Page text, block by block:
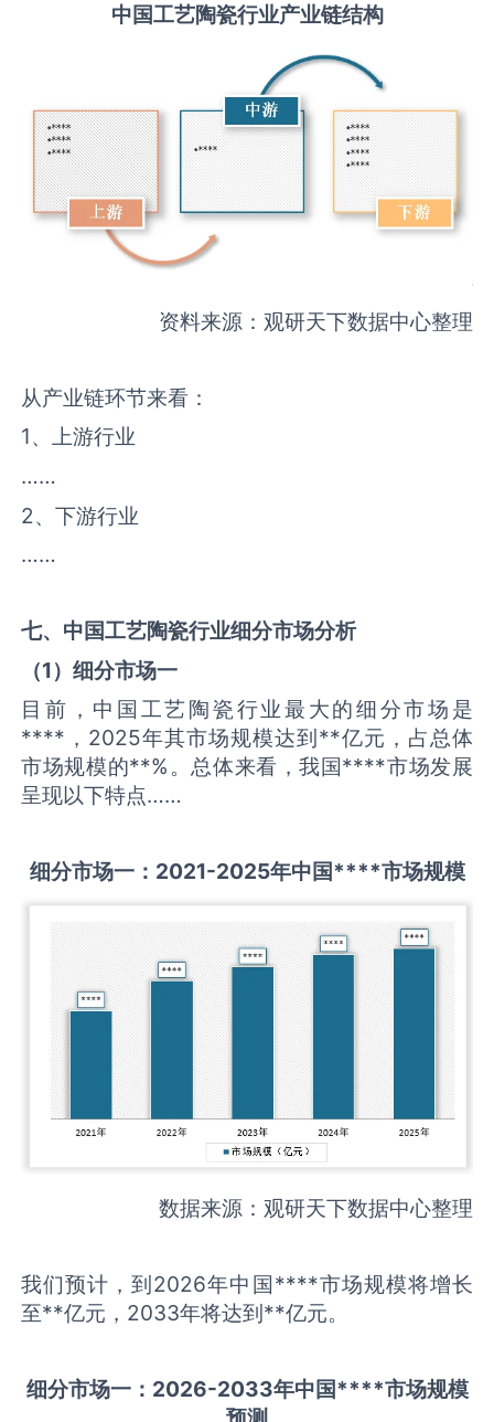
中国工艺陶瓷行业产业链结构
资料来源：观研天下数据中心整理
从产业链环节来看：
1、上游行业
……
2、下游行业
……
七、中国工艺陶瓷行业细分市场分析
（1）细分市场一
目前，中国工艺陶瓷行业最大的细分市场是
****，2025年其市场规模达到**亿元，占总体
市场规模的**%。总体来看，我国****市场发展
呈现以下特点……
细分市场一： 2021-2025年中国****市场规模
数据来源：观研天下数据中心整理
我们预计，到2026年中国****市场规模将增长
至**亿元，2033年将达到**亿元。
细分市场一： 2026-2033年中国****市场规模